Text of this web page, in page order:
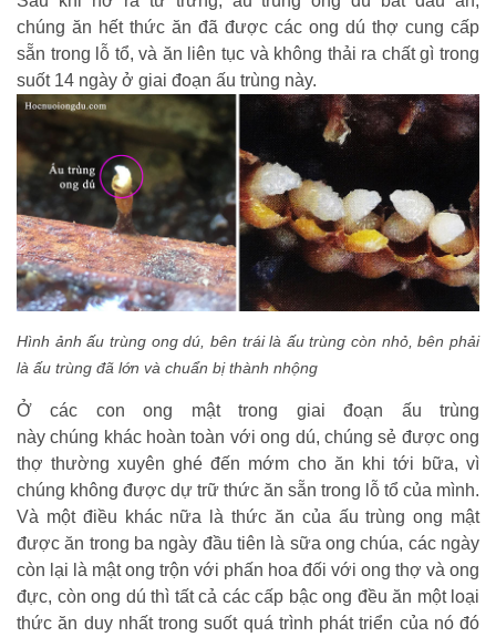
chúng ăn hết thức ăn đã được các ong dú thợ cung cấp
sẵn trong lỗ tổ, và ăn liên tục và không thải ra chất gì trong
suốt 14 ngày ở giai đoạn ấu trùng này.
Hình ảnh ấu trùng ong dú, bên trái là ấu trùng còn nhỏ, bên phải
là ấu trùng đã lớn và chuẩn bị thành nhộng
Ở các con ong mật trong giai đoạn ấu trùng
này chúng khác hoàn toàn với ong dú, chúng sẻ được ong
thợ thường xuyên ghé đến mớm cho ăn khi tới bữa, vì
chúng không được dự trữ thức ăn sẵn trong lỗ tổ của mình.
Và một điều khác nữa là thức ăn của ấu trùng ong mật
được ăn trong ba ngày đầu tiên là sữa ong chúa, các ngày
còn lại là mật ong trộn với phấn hoa đối với ong thợ và ong
đực, còn ong dú thì tất cả các cấp bậc ong đều ăn một loại
thức ăn duy nhất trong suốt quá trình phát triển của nó đó